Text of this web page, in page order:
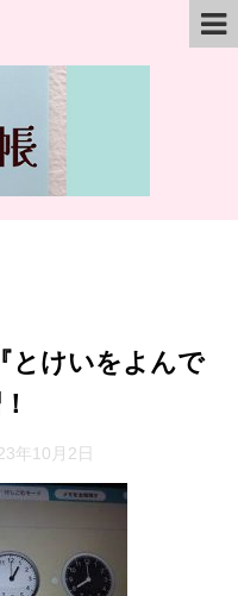
とけいをよんで
年10月2日